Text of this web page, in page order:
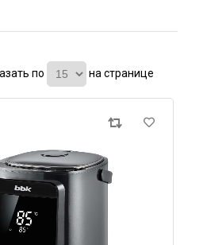
по на странице